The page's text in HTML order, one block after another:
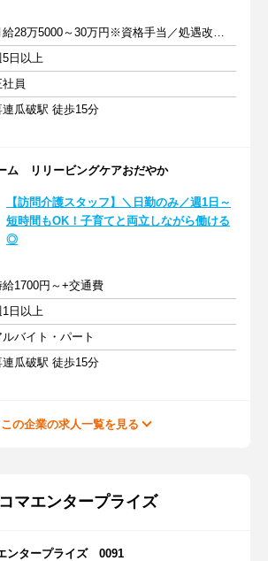
月給28万5000～30万円※資格手当／処遇改善手当／調整手当を含む
5日以上
社員
連瓜破駅 徒歩15分
ム リリービングケアおだやか
【訪問介護スタッフ】＼日勤のみ／週1日～
短時間もOK！子育てと両立しながら働ける
◎
給1700円～+交通費
1日以上
ルバイト・パート
連瓜破駅 徒歩15分
この企業の求人一覧を見る
マエンタープライズ
ンタープライズ 0091